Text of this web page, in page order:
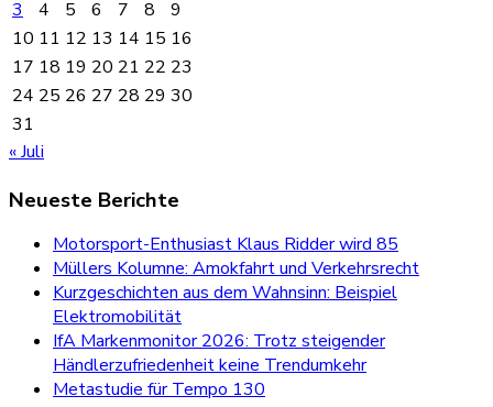
3
4 5 6 7 8
9
10 11 12 13 14 15 16
17 18 19 20 21 22 23
24 25 26 27 28 29 30
31
« Juli
Neueste Berichte
Motorsport-Enthusiast Klaus Ridder wird 85
Müllers Kolumne: Amokfahrt und Verkehrsrecht
Kurzgeschichten aus dem Wahnsinn: Beispiel
Elektromobilität
IfA Markenmonitor 2026: Trotz steigender
Händlerzufriedenheit keine Trendumkehr
Metastudie für Tempo 130